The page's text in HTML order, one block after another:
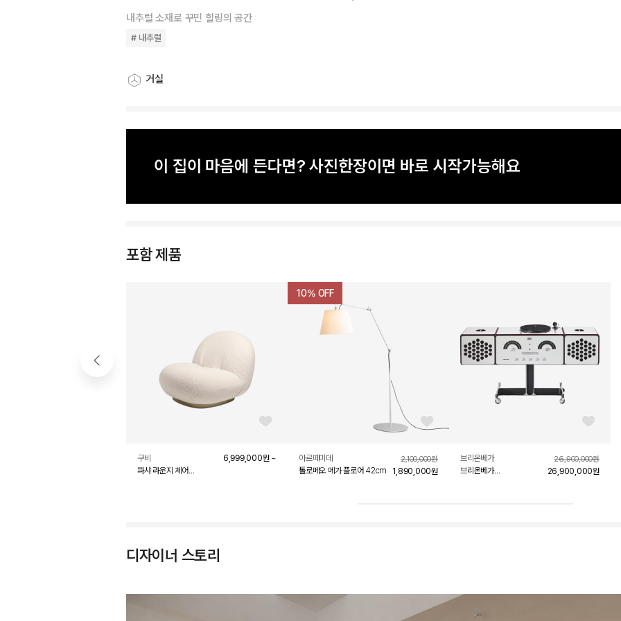
내추럴 소재로 꾸민 힐링의 공간
# 내추럴
스타일링 공간
거실
이 집이 마음에 든다면? 사진한장이면 바로 시작가능해요
포함 제품
좋아요 버튼
구비
파샤 라운지 체어
6,999,000원 ~
10% OFF
좋아요 버튼
아르떼미데
톨로메오 메가 플로어 42cm
2,100,000원
1,890,000원
좋아요 버
브리온베가
브리온베가
26,900,000원
26,900,000원
디자이너 스토리